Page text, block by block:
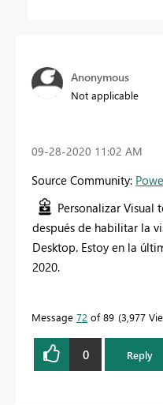
Anonymous
Not applicable
‎09-28-2020 11:02 AM
Source Community:
Personalizar Visual
después de habilitar la
Desktop. Estoy en la
2020.
Message 72 of 89 3,977
0 Reply